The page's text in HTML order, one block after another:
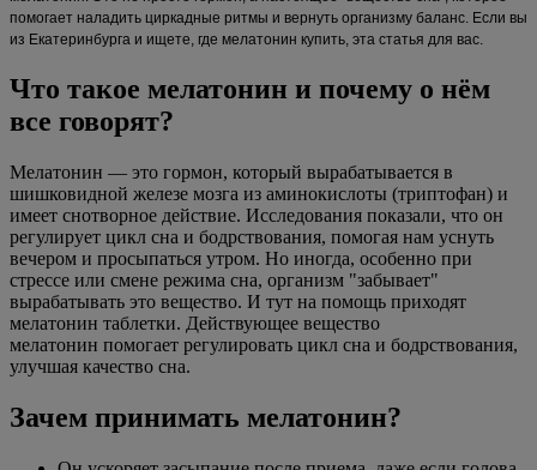
помогает наладить циркадные ритмы и вернуть организму баланс. Если вы
из Екатеринбурга и ищете, где мелатонин купить, эта статья для вас.
Что такое мелатонин и почему о нём
все говорят?
Мелатонин — это гормон, который вырабатывается в
шишковидной железе мозга из аминокислоты (триптофан) и
имеет снотворное действие. Исследования показали, что он
регулирует цикл сна и бодрствования, помогая нам уснуть
вечером и просыпаться утром. Но иногда, особенно при
стрессе или смене режима сна, организм "забывает"
вырабатывать это вещество. И тут на помощь приходят
мелатонин таблетки. Действующее вещество
мелатонин помогает регулировать цикл сна и бодрствования,
улучшая качество сна.
Зачем принимать мелатонин?